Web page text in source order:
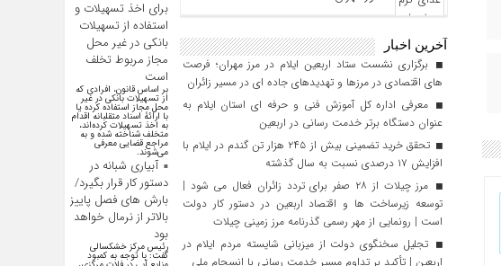
آخرین اخبار
برگزاری نشست ستاد اربعین ایلام در مرز مهران؛ فرصت‌
های اقتصادی در مرزها و تهدیدهای جاده‌ ای در مسیر زائران
معرفی اداره کل آموزش فنی و حرفه‌ ای استان ایلام به‌
عنوان دستگاه برتر خدمت‌ رسانی در اربعین
تحقق خرید تضمینی بیش از ۲۴۵ هزار تن گندم در ایلام با
افزایش ۱۷ درصدی نسبت به سال گذشته
مرز چیلات از ۲۸ صفر برای تردد زائران فعال می‌ شود |
توسعه زیرساخت‌ ها و اقتصاد اربعین در دستور کار دولت
است | رونمایی از مهر رسمی گذرنامه مرز زمینی چیلات
تجلیل سخنگوی دولت از میزبانی شایسته مردم ایلام در
اربعین | تأکید بر تداوم مسیر خدمت‌ رسانی با انسجام ملی
برای اخذ تسهیلات و
استفاده از تسهیلات
بانکی در غیر محل
مجاز مربوط تخلف
است
بر اساس قانون، افرادی که
از تسهیلات بانکی در غیر
محل مجاز استفاده کرده یا
با ارائۀ اسناد متقلبانه اقدام
به اخذ تسهیلات کرده‌اند،
متخلف شناخته شده و به
مراجع قضایی معرفی
می‌شوند.
آبیاری شبانه در
دستور کار قرار بگیرد/
بارش های فصل پاییز
بالاتر از نرمال خواهد
بود
رئیس مرکز خشکسالی
گفت: با توجه به کمبود